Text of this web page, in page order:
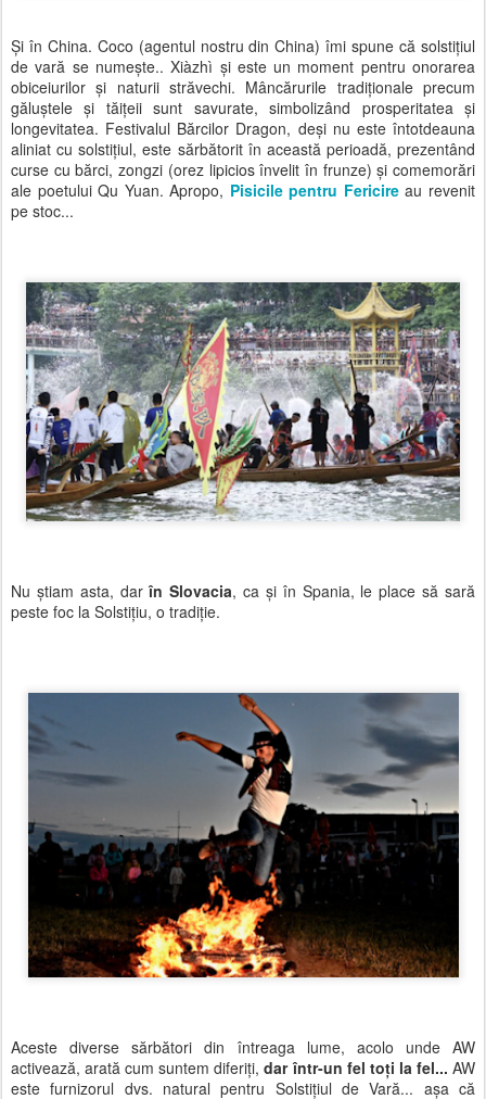
Și în China. Coco (agentul nostru din China) îmi spune că solstițiul
de vară se numește.. Xiàzhì și este un moment pentru onorarea
obiceiurilor și naturii străvechi. Mâncărurile tradiționale precum
găluștele și tăițeii sunt savurate, simbolizând prosperitatea și
longevitatea. Festivalul Bărcilor Dragon, deși nu este întotdeauna
aliniat cu solstițiul, este sărbătorit în această perioadă, prezentând
curse cu bărci, zongzi (orez lipicios învelit în frunze) și comemorări
ale poetului Qu Yuan. Apropo, Pisicile pentru Fericireau revenit
pe stoc...
Nu știam asta, darîn Slovacia, ca și în Spania, le place să sară
peste foc la Solstițiu, o tradiție.
Aceste diverse sărbători din întreaga lume, acolo unde AW
activează, arată cum suntem diferiți,dar într-un fel toți la fel...AW
este furnizorul dvs. natural pentru Solstițiul de Vară... așa că